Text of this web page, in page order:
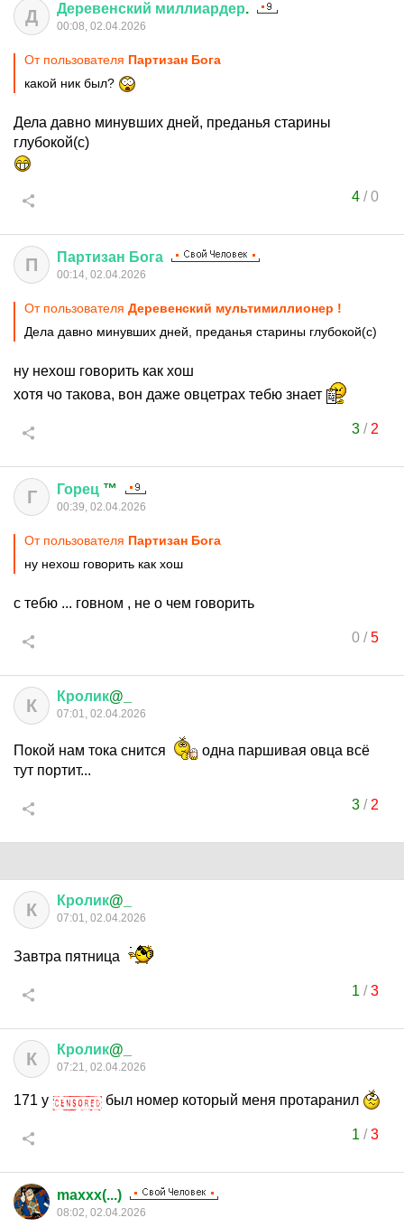
Д Деревенский миллиардер.
00:08, 02.04.2026
От пользователя Партизан Бога
какой ник был?
Дела давно минувших дней, преданья старины
глубокой(с)
4/0
П Партизан Бога
00:14, 02.04.2026
От пользователя Деревенский мультимиллионер !
Дела давно минувших дней, преданья старины глубокой(с)
ну нехош говорить как хош
хотя чо такова, вон даже овцетрах тебю знает
3/ 2
Г Горец ™
00:39, 02.04.2026
От пользователя Партизан Бога
ну нехош говорить как хош
с тебю ... говном , не о чем говорить
0/5
К Кролик@_
07:01, 02.04.2026
Покой нам тока снится
одна паршивая овца всё
тут портит...
3/ 2
К Кролик@_
07:01, 02.04.2026
Завтра пятница
1 /3
К Кролик@_
07:21, 02.04.2026
171 у был номер который меня протаранил
1 /3
maxxx(...)
08:02, 02.04.2026